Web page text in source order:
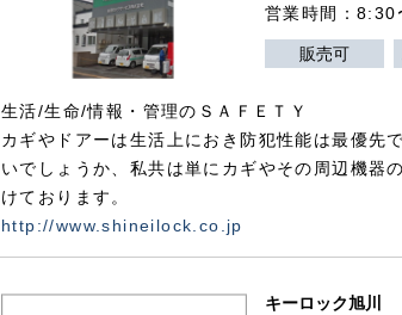
営業時間：
販売可
生活/生命/情報・管理のＳＡＦＥＴＹ
カギやドアーは生活上におき防犯性能は最優先
いでしょうか、私共は単にカギやその周辺機器
けております。
http://www.shineilock.co.jp
キーロック旭川